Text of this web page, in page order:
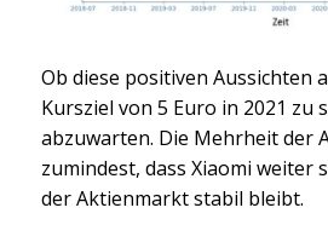
Ob diese positiven Aussichten
Kursziel von 5 Euro in 2021 zu
abzuwarten. Die Mehrheit der
zumindest, dass Xiaomi weiter
der Aktienmarkt stabil bleibt.